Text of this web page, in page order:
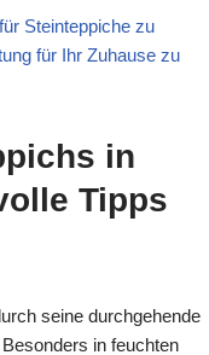
Steinteppiche zu
für Ihr Zuhause zu
in
Tipps
seine durchgehende
in feuchten